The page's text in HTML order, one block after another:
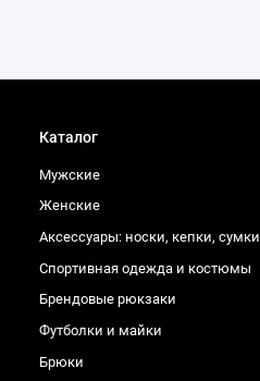
Каталог
Мужские
Женские
Аксессуары: носки, кепки, сумки
Спортивная одежда и костюмы
Брендовые рюкзаки
Футболки и майки
Брюки